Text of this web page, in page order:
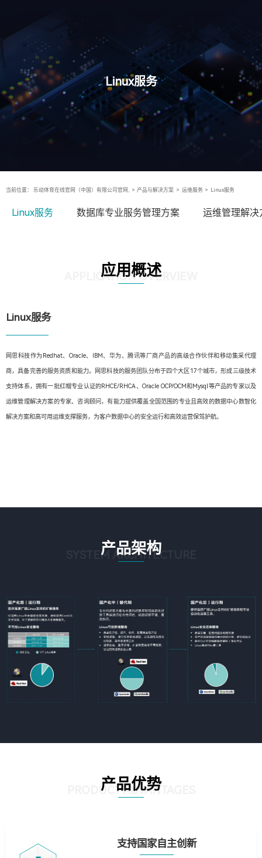
Linux服务
当前位置： 乐动体育在线官网（中国）有限公司官网, > 产品与解决方案 > 运维服务 > Linux服务
Linux服务 数据库专业服务管理方案 运维管理解决
应用概述
APPLICATION OVERVIEW
Linux服务
网思科技作为Redhat、Oracle、IBM、华为、腾讯等厂商产品的高级合作伙伴和移动集采代理
商，具备完善的服务资质和能力。网思科技的服务团队分布于四个大区17个城市，形成三级技术
支持体系，拥有一批红帽专业认证的RHCE/RHCA、Oracle OCP/OCM和Mysql等产品的专家以及
运维管理解决方案的专家、咨询顾问，有能力提供覆盖全国范围的专业且高效的数据中心数智化
解决方案和高可用运维支撑服务，为客户数据中心的安全运行和高效运营保驾护航。
产品架构
SYSTEM ARCHITECTURE
产品优势
PRODUCT ADVANTAGES
支持国家自主创新